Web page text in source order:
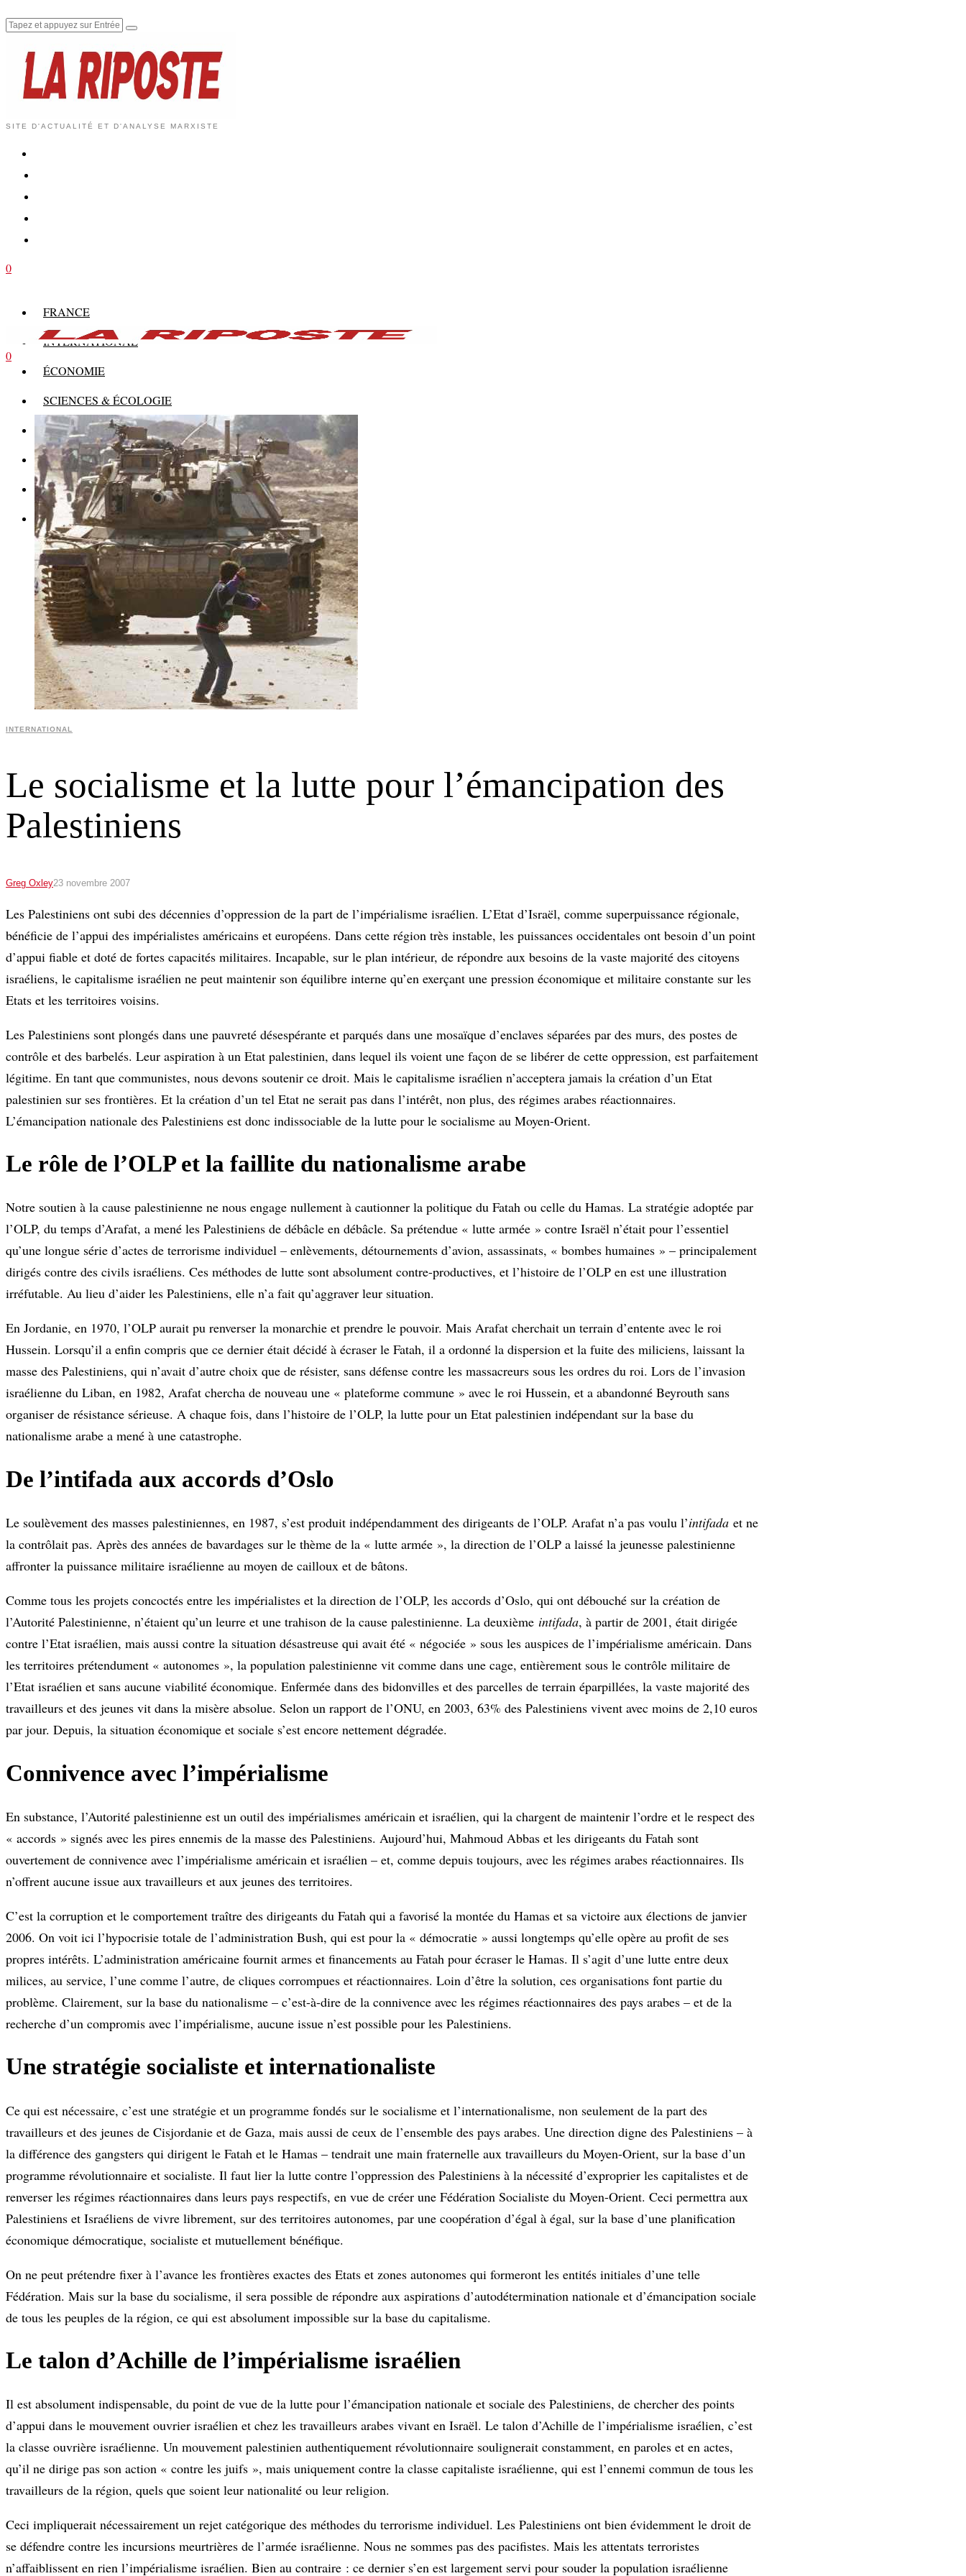
SITE D'ACTUALITÉ ET D'ANALYSE MARXISTE
0
FRANCE
INTERNATIONAL
ÉCONOMIE
SCIENCES & ÉCOLOGIE
HISTOIRE
THÉORIE
CULTURE
MULTIMÉDIAS
0
INTERNATIONAL
Le socialisme et la lutte pour l’émancipation des
Palestiniens
Greg Oxley23 novembre 2007
Les Palestiniens ont subi des décennies d’oppression de la part de l’impérialisme israélien. L’Etat d’Israël, comme superpuissance régionale,
bénéficie de l’appui des impérialistes américains et européens. Dans cette région très instable, les puissances occidentales ont besoin d’un point
d’appui fiable et doté de fortes capacités militaires. Incapable, sur le plan intérieur, de répondre aux besoins de la vaste majorité des citoyens
israéliens, le capitalisme israélien ne peut maintenir son équilibre interne qu’en exerçant une pression économique et militaire constante sur les
Etats et les territoires voisins.
Les Palestiniens sont plongés dans une pauvreté désespérante et parqués dans une mosaïque d’enclaves séparées par des murs, des postes de
contrôle et des barbelés. Leur aspiration à un Etat palestinien, dans lequel ils voient une façon de se libérer de cette oppression, est parfaitement
légitime. En tant que communistes, nous devons soutenir ce droit. Mais le capitalisme israélien n’acceptera jamais la création d’un Etat
palestinien sur ses frontières. Et la création d’un tel Etat ne serait pas dans l’intérêt, non plus, des régimes arabes réactionnaires.
L’émancipation nationale des Palestiniens est donc indissociable de la lutte pour le socialisme au Moyen-Orient.
Le rôle de l’OLP et la faillite du nationalisme arabe
Notre soutien à la cause palestinienne ne nous engage nullement à cautionner la politique du Fatah ou celle du Hamas. La stratégie adoptée par
l’OLP, du temps d’Arafat, a mené les Palestiniens de débâcle en débâcle. Sa prétendue « lutte armée » contre Israël n’était pour l’essentiel
qu’une longue série d’actes de terrorisme individuel – enlèvements, détournements d’avion, assassinats, « bombes humaines » – principalement
dirigés contre des civils israéliens. Ces méthodes de lutte sont absolument contre-productives, et l’histoire de l’OLP en est une illustration
irréfutable. Au lieu d’aider les Palestiniens, elle n’a fait qu’aggraver leur situation.
En Jordanie, en 1970, l’OLP aurait pu renverser la monarchie et prendre le pouvoir. Mais Arafat cherchait un terrain d’entente avec le roi
Hussein. Lorsqu’il a enfin compris que ce dernier était décidé à écraser le Fatah, il a ordonné la dispersion et la fuite des miliciens, laissant la
masse des Palestiniens, qui n’avait d’autre choix que de résister, sans défense contre les massacreurs sous les ordres du roi. Lors de l’invasion
israélienne du Liban, en 1982, Arafat chercha de nouveau une « plateforme commune » avec le roi Hussein, et a abandonné Beyrouth sans
organiser de résistance sérieuse. A chaque fois, dans l’histoire de l’OLP, la lutte pour un Etat palestinien indépendant sur la base du
nationalisme arabe a mené à une catastrophe.
De l’intifada aux accords d’Oslo
Le soulèvement des masses palestiniennes, en 1987, s’est produit indépendamment des dirigeants de l’OLP. Arafat n’a pas voulu l’intifada et ne
la contrôlait pas. Après des années de bavardages sur le thème de la « lutte armée », la direction de l’OLP a laissé la jeunesse palestinienne
affronter la puissance militaire israélienne au moyen de cailloux et de bâtons.
Comme tous les projets concoctés entre les impérialistes et la direction de l’OLP, les accords d’Oslo, qui ont débouché sur la création de
l’Autorité Palestinienne, n’étaient qu’un leurre et une trahison de la cause palestinienne. La deuxième intifada, à partir de 2001, était dirigée
contre l’Etat israélien, mais aussi contre la situation désastreuse qui avait été « négociée » sous les auspices de l’impérialisme américain. Dans
les territoires prétendument « autonomes », la population palestinienne vit comme dans une cage, entièrement sous le contrôle militaire de
l’Etat israélien et sans aucune viabilité économique. Enfermée dans des bidonvilles et des parcelles de terrain éparpillées, la vaste majorité des
travailleurs et des jeunes vit dans la misère absolue. Selon un rapport de l’ONU, en 2003, 63% des Palestiniens vivent avec moins de 2,10 euros
par jour. Depuis, la situation économique et sociale s’est encore nettement dégradée.
Connivence avec l’impérialisme
En substance, l’Autorité palestinienne est un outil des impérialismes américain et israélien, qui la chargent de maintenir l’ordre et le respect des
« accords » signés avec les pires ennemis de la masse des Palestiniens. Aujourd’hui, Mahmoud Abbas et les dirigeants du Fatah sont
ouvertement de connivence avec l’impérialisme américain et israélien – et, comme depuis toujours, avec les régimes arabes réactionnaires. Ils
n’offrent aucune issue aux travailleurs et aux jeunes des territoires.
C’est la corruption et le comportement traître des dirigeants du Fatah qui a favorisé la montée du Hamas et sa victoire aux élections de janvier
2006. On voit ici l’hypocrisie totale de l’administration Bush, qui est pour la « démocratie » aussi longtemps qu’elle opère au profit de ses
propres intérêts. L’administration américaine fournit armes et financements au Fatah pour écraser le Hamas. Il s’agit d’une lutte entre deux
milices, au service, l’une comme l’autre, de cliques corrompues et réactionnaires. Loin d’être la solution, ces organisations font partie du
problème. Clairement, sur la base du nationalisme – c’est-à-dire de la connivence avec les régimes réactionnaires des pays arabes – et de la
recherche d’un compromis avec l’impérialisme, aucune issue n’est possible pour les Palestiniens.
Une stratégie socialiste et internationaliste
Ce qui est nécessaire, c’est une stratégie et un programme fondés sur le socialisme et l’internationalisme, non seulement de la part des
travailleurs et des jeunes de Cisjordanie et de Gaza, mais aussi de ceux de l’ensemble des pays arabes. Une direction digne des Palestiniens – à
la différence des gangsters qui dirigent le Fatah et le Hamas – tendrait une main fraternelle aux travailleurs du Moyen-Orient, sur la base d’un
programme révolutionnaire et socialiste. Il faut lier la lutte contre l’oppression des Palestiniens à la nécessité d’exproprier les capitalistes et de
renverser les régimes réactionnaires dans leurs pays respectifs, en vue de créer une Fédération Socialiste du Moyen-Orient. Ceci permettra aux
Palestiniens et Israéliens de vivre librement, sur des territoires autonomes, par une coopération d’égal à égal, sur la base d’une planification
économique démocratique, socialiste et mutuellement bénéfique.
On ne peut prétendre fixer à l’avance les frontières exactes des Etats et zones autonomes qui formeront les entités initiales d’une telle
Fédération. Mais sur la base du socialisme, il sera possible de répondre aux aspirations d’autodétermination nationale et d’émancipation sociale
de tous les peuples de la région, ce qui est absolument impossible sur la base du capitalisme.
Le talon d’Achille de l’impérialisme israélien
Il est absolument indispensable, du point de vue de la lutte pour l’émancipation nationale et sociale des Palestiniens, de chercher des points
d’appui dans le mouvement ouvrier israélien et chez les travailleurs arabes vivant en Israël. Le talon d’Achille de l’impérialisme israélien, c’est
la classe ouvrière israélienne. Un mouvement palestinien authentiquement révolutionnaire soulignerait constamment, en paroles et en actes,
qu’il ne dirige pas son action « contre les juifs », mais uniquement contre la classe capitaliste israélienne, qui est l’ennemi commun de tous les
travailleurs de la région, quels que soient leur nationalité ou leur religion.
Ceci impliquerait nécessairement un rejet catégorique des méthodes du terrorisme individuel. Les Palestiniens ont bien évidemment le droit de
se défendre contre les incursions meurtrières de l’armée israélienne. Nous ne sommes pas des pacifistes. Mais les attentats terroristes
n’affaiblissent en rien l’impérialisme israélien. Bien au contraire : ce dernier s’en est largement servi pour souder la population israélienne